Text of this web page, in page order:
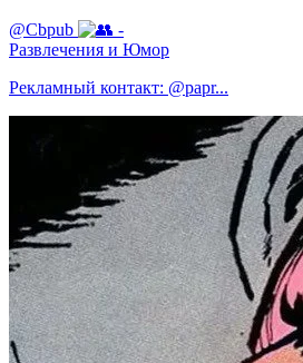
@Cbpub
-
Развлечения и Юмор
Рекламный контакт: @papr...